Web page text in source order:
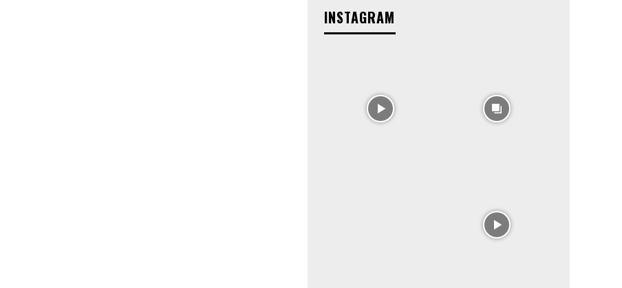
INSTAGRAM